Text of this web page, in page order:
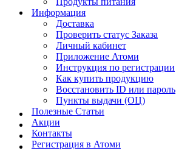
Информация
Доставка
Проверить статус Заказа
Личный кабинет
Приложение Атоми
Инструкция по регистрации
Как купить продукцию
Восстановить ID или пароль
Пункты выдачи (ОЦ)
Полезные Статьи
Акции
Контакты
Регистрация в Атоми